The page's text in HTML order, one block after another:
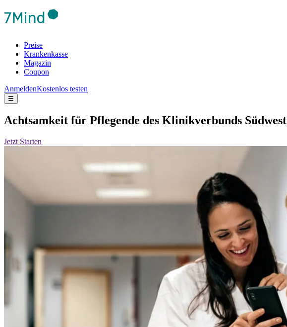
Preise
Krankenkasse
Magazin
Coupon
AnmeldenKostenlos testen
☰
Acht­sam­keit für Pfle­gende des Klinikverbunds Südwest
Jetzt Starten